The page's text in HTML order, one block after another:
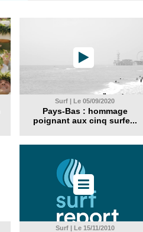
Surf | Le 05/09/2020
Pays-Bas : hommage
poignant aux cinq surfe...
Surf | Le 15/11/2010